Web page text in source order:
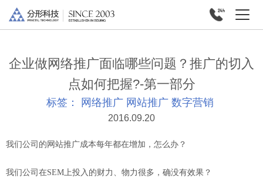
企业做网络推广面临哪些问题？推广的切入
点如何把握?-第一部分
标签： 网络推广 网站推广 数字营销
2016.09.20
我们公司的网站推广成本每年都在增加，怎么办？
我们公司在SEM上投入的财力、物力很多，确没有效果？